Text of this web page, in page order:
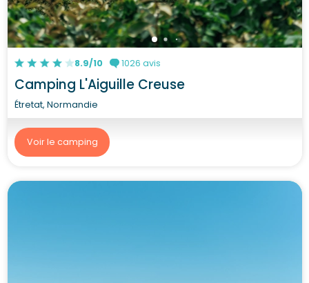
8.9/10 1026 avis
Camping L'Aiguille Creuse
Étretat, Normandie
Voir le camping